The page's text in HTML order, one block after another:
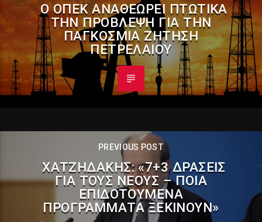
Ο ΟΠΕΚ ΑΝΑΘΕΩΡΕΊ ΠΤΩΤΙΚΆ
ΤΗΝ ΠΡΌΒΛΕΨΗ ΓΙΑ ΤΗΝ
ΠΑΓΚΌΣΜΙΑ ΖΉΤΗΣΗ
ΠΕΤΡΕΛΑΊΟΥ
PREVIOUS POST
ΧΑΤΖΗΔΆΚΗΣ: «7+3 ΔΡΆΣΕΙΣ
ΓΙΑ ΤΟΥΣ ΝΈΟΥΣ – ΠΟΙΑ
ΕΠΙΔΟΤΟΎΜΕΝΑ
ΠΡΟΓΡΆΜΜΑΤΑ ΞΕΚΙΝΟΎΝ»